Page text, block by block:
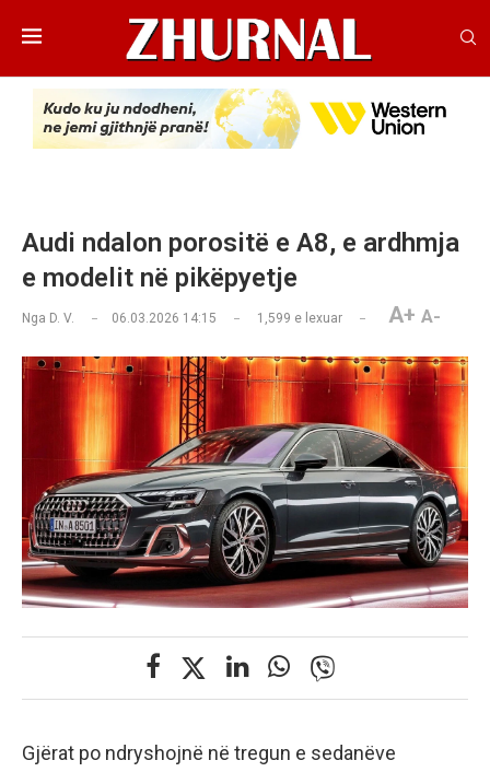
Audi ndalon porositë e A8, e ardhmja
e modelit në pikëpyetje
Nga D. V. 06.03.2026 14:15 1,599 e lexuar A+ A-
Gjërat po ndryshojnë në tregun e sedanëve